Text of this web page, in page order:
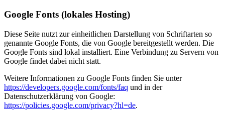
Google Fonts (lokales Hosting)
Diese Seite nutzt zur einheitlichen Darstellung von Schriftarten so
genannte Google Fonts, die von Google bereitgestellt werden. Die
Google Fonts sind lokal installiert. Eine Verbindung zu Servern von
Google findet dabei nicht statt.
Weitere Informationen zu Google Fonts finden Sie unter
https://developers.google.com/fonts/faq und in der
Datenschutzerklärung von Google:
https://policies.google.com/privacy?hl=de.